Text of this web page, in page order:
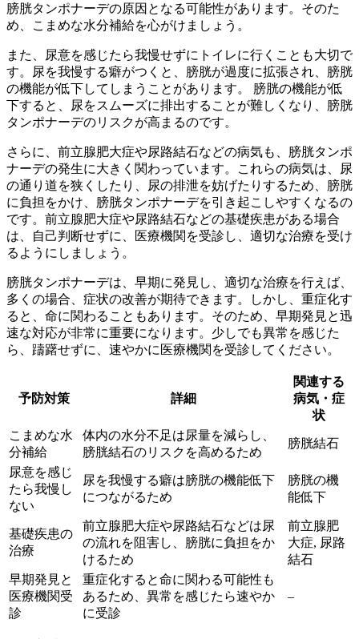
膀胱タンポナーデの原因となる可能性があります。そのた
め、こまめな水分補給を心がけましょう。
また、尿意を感じたら我慢せずにトイレに行くことも大切で
す。尿を我慢する癖がつくと、膀胱が過度に拡張され、膀胱
の機能が低下してしまうことがあります。 膀胱の機能が低
下すると、尿をスムーズに排出することが難しくなり、膀胱
タンポナーデのリスクが高まるのです。
さらに、前立腺肥大症や尿路結石などの病気も、膀胱タンポ
ナーデの発生に大きく関わっています。これらの病気は、尿
の通り道を狭くしたり、尿の排泄を妨げたりするため、膀胱
に負担をかけ、膀胱タンポナーデを引き起こしやすくなるの
です。 前立腺肥大症や尿路結石などの基礎疾患がある場合
は、自己判断せずに、医療機関を受診し、適切な治療を受け
るように しましょう。
膀胱タンポナーデは、早期に発見し、適切な治療を行えば、
多くの場合、症状の改善が期待できます。しかし、重症化す
ると、命に関わることもあります。そのため、早期発見と迅
速な対応が非常に重要になります。 少しでも異常を感じた
ら、躊躇せずに、速やかに医療機関を受診 してください。
予防対策 詳細
関連する
病気・症
状
こまめな水
分補給
体内の水分不足は尿量を減らし、
膀胱結石のリスクを高めるため
膀胱結石
尿意を感じ
たら我慢し
ない
尿を我慢する癖は膀胱の機能低下
につながるため
膀胱の機
能低下
基礎疾患の
治療
前立腺肥大症や尿路結石などは尿
の流れを阻害し、膀胱に負担をか
けるため
前立腺肥
大症, 尿路
結石
早期発見と
医療機関受
診
重症化すると命に関わる可能性も
あるため、異常を感じたら速やか
に受診
–